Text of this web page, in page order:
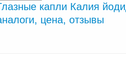
капли Калия
цена, отзывы